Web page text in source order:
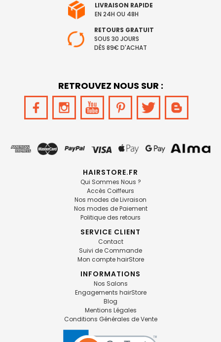
LIVRAISON RAPIDE
EN 24H OU 48H
RETOURS GRATUIT
SOUS 30 JOURS
DÈS 89€ D'ACHAT
RETROUVEZ NOUS SUR :
HAIRSTORE.FR
Qui Sommes Nous ?
Accès Coiffeurs
Nos modes de Livraison
Nos modes de Paiement
Politique des retours
SERVICE CLIENT
Contact
Suivi de Commande
Mon compte hairStore
INFORMATIONS
Nos Salons
Engagements hairStore
Blog
Mentions Légales
Conditions Générales de Vente